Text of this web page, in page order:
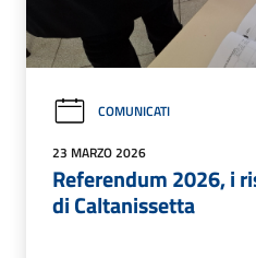
COMUNICATI
23 MARZO 2026
Referendum 2026, i
di Caltanissetta